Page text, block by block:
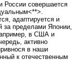
России совершается
адаптируется и
за пределами Японии,
в США и
активно
в наши
к отечественным